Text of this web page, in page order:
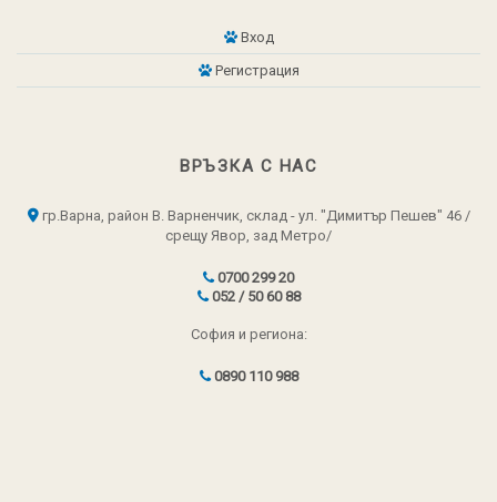
Вход
Регистрация
ВРЪЗКА С НАС
гр.Варна, район В. Варненчик, склад - ул. "Димитър Пешев" 46 /
срещу Явор, зад Метро/
0700 299 20
052 / 50 60 88
София и региона:
0890 110 988